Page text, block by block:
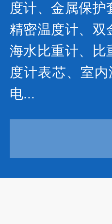
度计、金属保
精密温度计、双
海水比重计、比
度计表芯、室
电...